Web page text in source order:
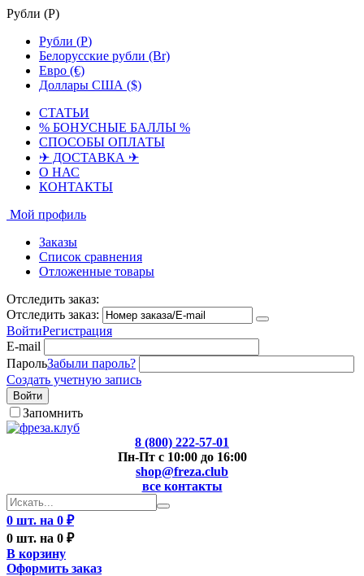
Рубли (Р)
Рубли (Р)
Белорусские рубли (Br)
Евро (€)
Доллары США ($)
СТАТЬИ
% БОНУСНЫЕ БАЛЛЫ %
СПОСОБЫ ОПЛАТЫ
✈ ДОСТАВКА ✈
О НАС
КОНТАКТЫ
Мой профиль
Заказы
Список сравнения
Отложенные товары
Отследить заказ:
Отследить заказ:
ВойтиРегистрация
E-mail
ПарольЗабыли пароль?
Создать учетную запись
Войти
Запомнить
8 (800) 222-57-01
Пн-Пт с 10:00 до 16:00
shop@freza.club
все контакты
0 шт. на 0 ₽
0 шт. на 0 ₽
В корзину
Оформить заказ